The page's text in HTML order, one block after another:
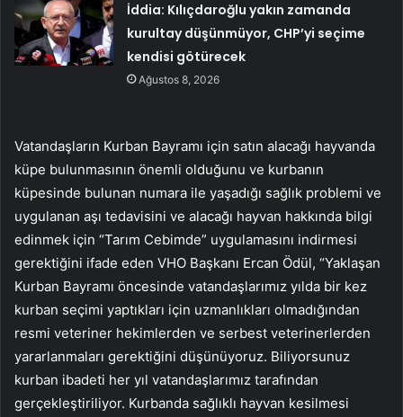
İddia: Kılıçdaroğlu yakın zamanda
kurultay düşünmüyor, CHP’yi seçime
kendisi götürecek
Ağustos 8, 2026
Vatandaşların Kurban Bayramı için satın alacağı hayvanda
küpe bulunmasının önemli olduğunu ve kurbanın
küpesinde bulunan numara ile yaşadığı sağlık problemi ve
uygulanan aşı tedavisini ve alacağı hayvan hakkında bilgi
edinmek için “Tarım Cebimde” uygulamasını indirmesi
gerektiğini ifade eden VHO Başkanı Ercan Ödül, “Yaklaşan
Kurban Bayramı öncesinde vatandaşlarımız yılda bir kez
kurban seçimi yaptıkları için uzmanlıkları olmadığından
resmi veteriner hekimlerden ve serbest veterinerlerden
yararlanmaları gerektiğini düşünüyoruz. Biliyorsunuz
kurban ibadeti her yıl vatandaşlarımız tarafından
gerçekleştiriliyor. Kurbanda sağlıklı hayvan kesilmesi